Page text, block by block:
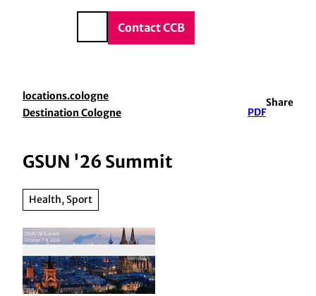
Contact CCB
locations.cologne
Destination Cologne
PDF
Share
GSUN '26 Summit
Health, Sport